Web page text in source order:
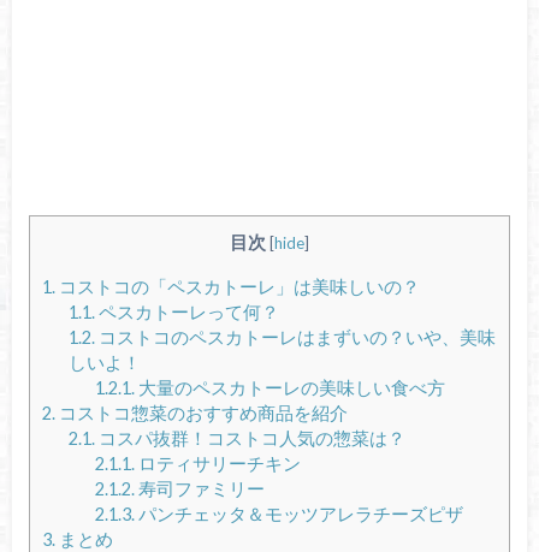
目次 [hide]
1.コストコの「ペスカトーレ」は美味しいの？
1.1.ペスカトーレって何？
1.2.コストコのペスカトーレはまずいの？いや、美味
しいよ！
1.2.1.大量のペスカトーレの美味しい食べ方
2.コストコ惣菜のおすすめ商品を紹介
2.1.コスパ抜群！コストコ人気の惣菜は？
2.1.1.ロティサリーチキン
2.1.2.寿司ファミリー
2.1.3.パンチェッタ＆モッツアレラチーズピザ
3.まとめ